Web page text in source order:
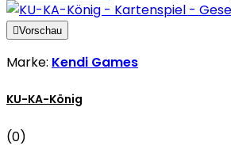
Vorschau
Marke: Kendi Games
KU-KA-König
(0)